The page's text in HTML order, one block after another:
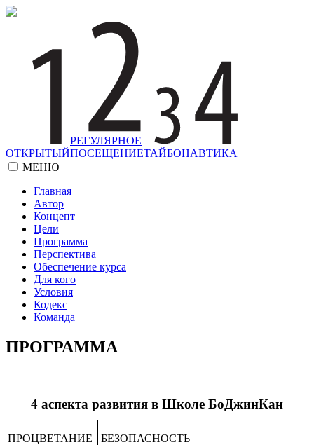
ОТКРЫТЫЙ
РЕГУЛЯРНОЕ
ПОСЕЩЕНИЕТАЙБОНАВТИКА
МЕНЮ
Главная
Автор
Концепт
Цели
Программа
Перспектива
Обеспечение курса
Для кого
Условия
Кодекс
Команда
ПРОГРАММА
4 аспекта развития в Школе БоДжинКан
ПРОЦВЕТАНИЕ БЕЗОПАСНОСТЬ